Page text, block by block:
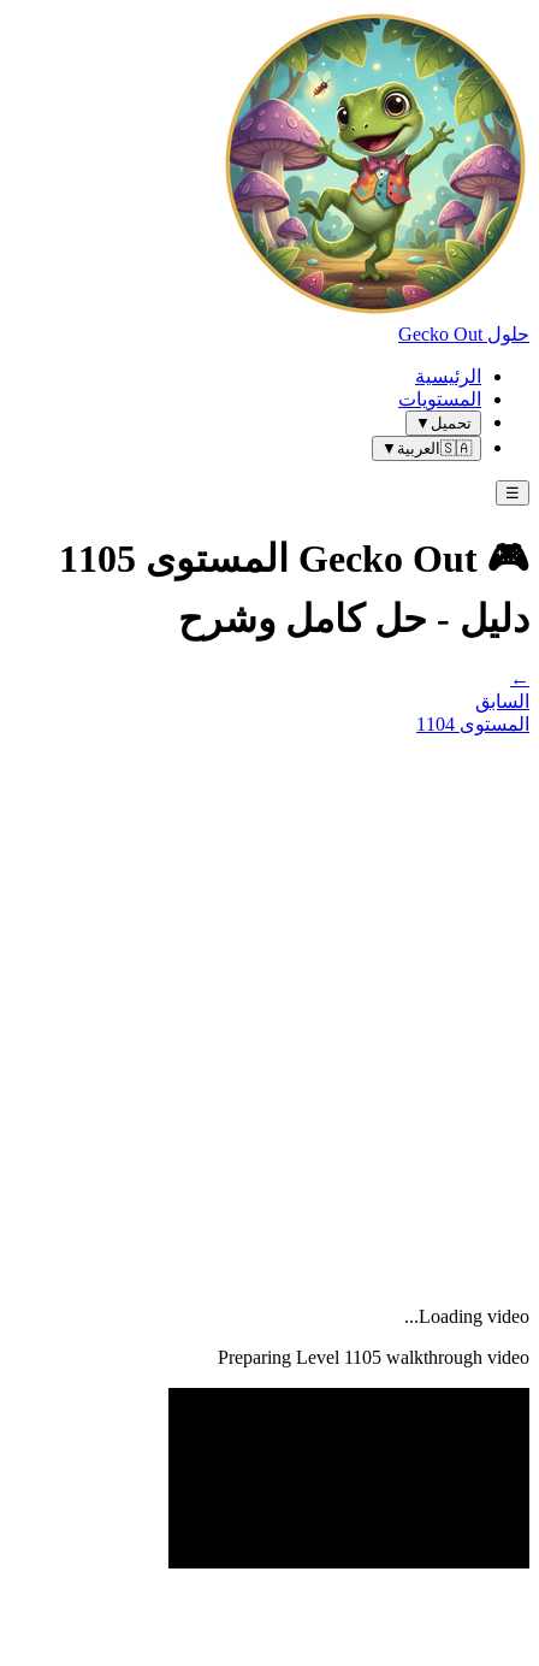
حلول Gecko Out
الرئيسية
المستويات
تحميل ▼
🇸🇦 العربية ▼
☰
🎮 Gecko Out المستوى 1105
دليل - حل كامل وشرح
←
السابق
المستوى 1104
Loading video...
Preparing Level 1105 walkthrough video